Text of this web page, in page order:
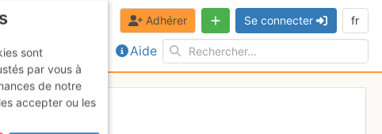
Aide
Adhérer Se connecter fr
sont
par vous à
de notre
accepter ou les